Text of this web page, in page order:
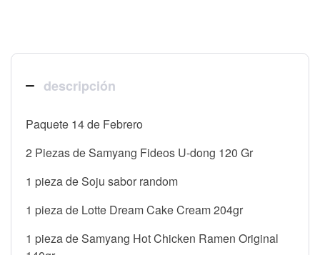
descripción
Paquete 14 de Febrero
2 Piezas de Samyang Fideos U-dong 120 Gr
1 pieza de Soju sabor random
1 pieza de Lotte Dream Cake Cream 204gr
1 pieza de Samyang Hot Chicken Ramen Original